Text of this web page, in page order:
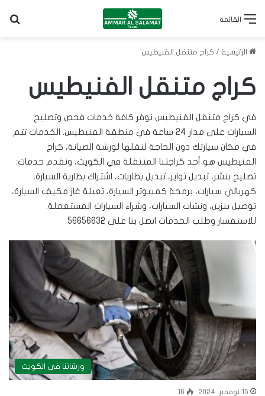
القائمة
الرئيسية / كراج متنقل الفنيطيس
كراج متنقل الفنيطيس
في كراج متنقل الفنيطيس نوفر كافة خدمات فحص وتصليح
السيارات على مدار 24 ساعة في منطقة الفنيطيس. الخدمات تتم
في مكان سيارتك دون الحاجة لنقلها لورشة الصيانة، كراج
الفنيطيس هو أحد كراجتنا المتنقلة في الكويت، ونقدم خدمات:
تصليح بنشر، تبديل تواير، تبديل بطاريات، اشتراك بطارية السيارة،
كهربائي سيارات، برمجة كمبيوتر السيارة، تعبئة غاز مكيف السيارة،
توصيل بنزين، ونشات السيارات، وشراء السيارات المستعملة.
للاستفسار وطلب الخدمات اتصل بنا على 56656632
ورشاتنا في الكويت
15 نوفمبر، 2024 16